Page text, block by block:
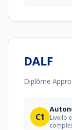
DALF
Diplôme
C1
Livello